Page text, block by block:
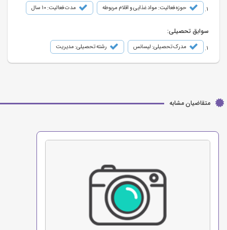
حوزه فعالیت: مواد غذایی و اقلام مربوطه مدت فعالیت: 10 سال
سوابق تحصیلی:
مدرک تحصیلی: لیسانس رشته تحصیلی: مدیریت
متقاضیان مشابه